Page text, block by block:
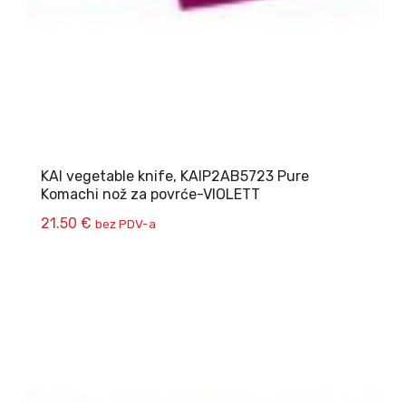
KAI vegetable knife, KAIP2AB5723 Pure
Komachi nož za povrće-VIOLETT
21.50 € bez PDV-a